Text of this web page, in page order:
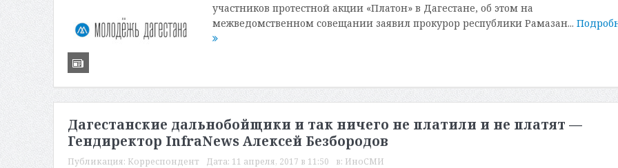
участников протестной акции «Платон» в Дагестане, об этом на
межведомственном совещании заявил прокурор республики Рамазан...
Дагестанские дальнобойщики и так ничего не платили и не платят —
Гендиректор InfraNews Алексей Безбородов
Публикация: Корреспондент Дата: 11 апреля, 2017 в 11:50 в: ИноСМИ